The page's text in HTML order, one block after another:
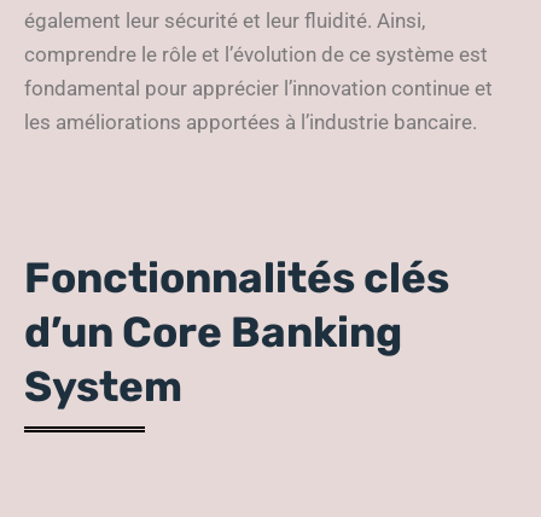
également leur sécurité et leur fluidité. Ainsi,
comprendre le rôle et l’évolution de ce système est
fondamental pour apprécier l’innovation continue et
les améliorations apportées à l’industrie bancaire.
Fonctionnalités clés
d’un Core Banking
System